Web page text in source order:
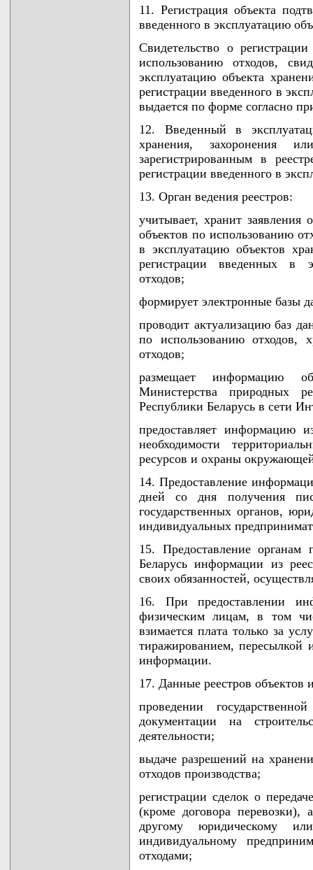
11. Регистрация объекта
введенного в эксплуатацию
Свидетельство о
использованию отходов,
эксплуатацию объекта
регистрации введенного в
выдается по форме согласно
12. Введенный в
хранения, захоронения
зарегистрированным в
регистрации введенного в
13. Орган ведения реестров:
учитывает, хранит заявления
объектов по использованию
в эксплуатацию объектов
регистрации введенных в
отходов;
формирует электронные базы
проводит актуализацию баз
по использованию отходов,
отходов;
размещает информацию
Министерства природных
Республики Беларусь в сети
предоставляет информацию
необходимости
ресурсов и охраны
14. Предоставление
дней со дня получения
государственных органов,
индивидуальных
15. Предоставление органам
Беларусь информации из
своих обязанностей,
16. При предоставлении
физическим лицам, в том
взимается плата только за
тиражированием, пересылкой
информации.
17. Данные реестров объектов
проведении
документации на
деятельности;
выдаче разрешений на
отходов производства;
регистрации сделок о
(кроме договора
другому юридическому
индивидуальному
отходами;